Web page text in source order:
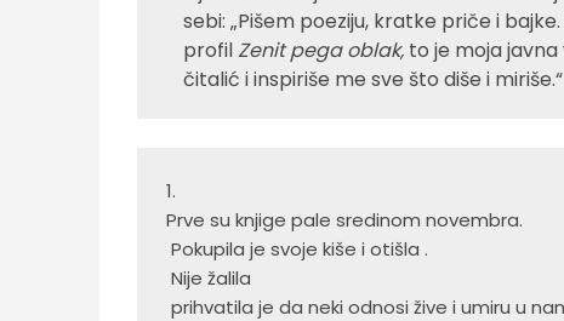
sebi: „Pišem poeziju, kratke priče i
profilZenit pega oblak, to je moja
čitalić i inspiriše me sve što diše i miriše.“
1.
Prve su knjige pale sredinom novembra.
Pokupila je svoje kiše i otišla .
Nije žalila
prihvatila je da neki odnosi žive i umiru u